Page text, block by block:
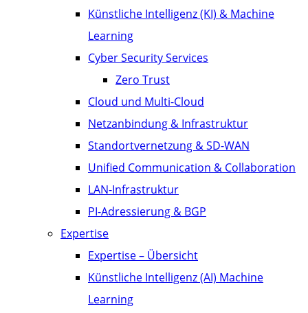
Künstliche Intelligenz (KI) & Machine
Learning
Cyber Security Services
Zero Trust
Cloud und Multi-Cloud
Netzanbindung & Infrastruktur
Standortvernetzung & SD-WAN
Unified Communication & Collaboration
LAN-Infrastruktur
PI-Adressierung & BGP
Expertise
Expertise – Übersicht
Künstliche Intelligenz (AI) Machine
Learning